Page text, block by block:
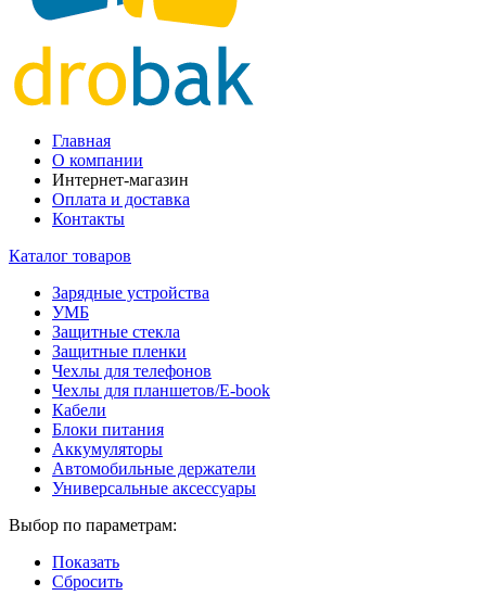
Главная
О компании
Интернет-магазин
Оплата и доставка
Контакты
Каталог товаров
Зарядные устройства
УМБ
Защитные стекла
Защитные пленки
Чехлы для телефонов
Чехлы для планшетов/E-book
Кабели
Блоки питания
Аккумуляторы
Автомобильные держатели
Универсальные аксессуары
Выбор по параметрам:
Показать
Сбросить